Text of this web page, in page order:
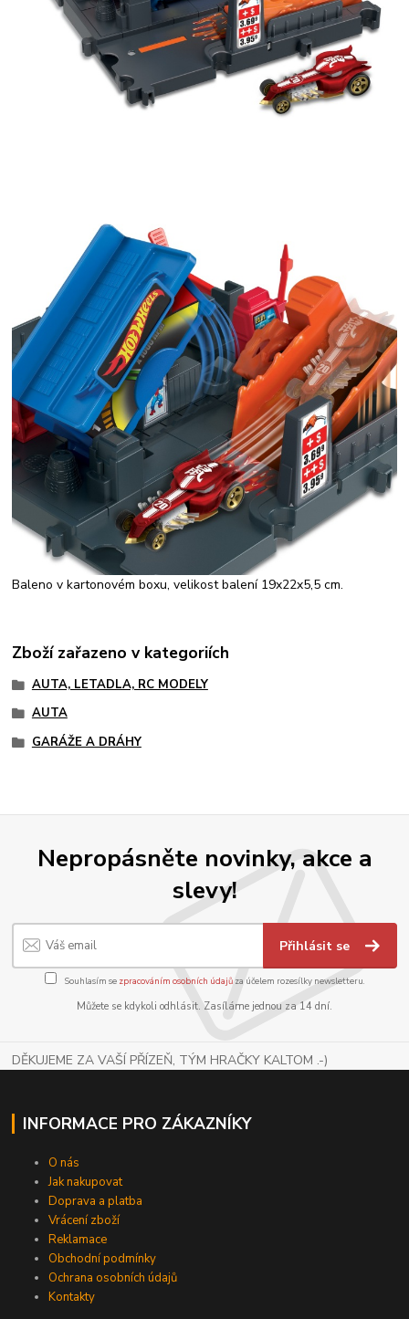
Baleno v kartonovém boxu, velikost balení 19x22x5,5 cm.
Zboží zařazeno v kategoriích
AUTA, LETADLA, RC MODELY
AUTA
GARÁŽE A DRÁHY
Nepropásněte novinky, akce a
slevy!
Přihlásit se
Souhlasím se zpracováním osobních údajůza účelem rozesílky newsletteru.
Můžete se kdykoli odhlásit. Zasíláme jednou za 14 dní.
DĚKUJEME ZA VAŠÍ PŘÍZEŇ, TÝM HRAČKY KALTOM .-)
INFORMACE PRO ZÁKAZNÍKY
O nás
Jak nakupovat
Doprava a platba
Vrácení zboží
Reklamace
Obchodní podmínky
Ochrana osobních údajů
Kontakty